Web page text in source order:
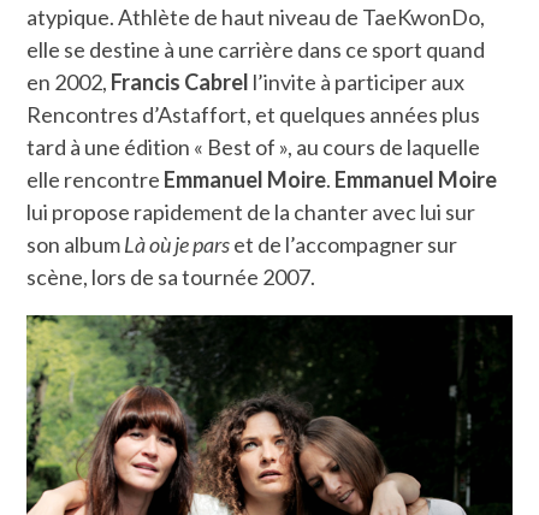
atypique. Athlète de haut niveau de TaeKwonDo,
elle se destine à une carrière dans ce sport quand
en 2002, Francis Cabrel l’invite à participer aux
Rencontres d’Astaffort, et quelques années plus
tard à une édition « Best of », au cours de laquelle
elle rencontre Emmanuel Moire. Emmanuel Moire
lui propose rapidement de la chanter avec lui sur
son albumLà où je parset de l’accompagner sur
scène, lors de sa tournée 2007.